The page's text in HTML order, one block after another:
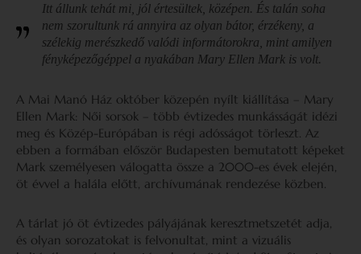
Itt állunk tehát mi, jól értesültek, középen. És talán soha
nem szorultunk rá annyira az olyan bátor, érzékeny, a
szélekig merészkedő valódi informátorokra, mint amilyen
fényképezőgéppel a nyakában Mary Ellen Mark is volt.
A Mai Manó Ház október közepén nyílt kiállítása – Mary
Ellen Mark: Női sorsok – több évtizedes munkásságát idézi
meg és Közép-Európában is régi adósságot törleszt. Az
ebben a formában először Budapesten bemutatott képeket
Mark személyesen válogatta össze a 2000-es évek elején,
öt évvel a halála előtt, archívumának rendezése közben.
A tárlat jó öt évtizedes pályájának keresztmetszetét adja,
és olyan sorozatokat is felvonultat, mint a vizuális